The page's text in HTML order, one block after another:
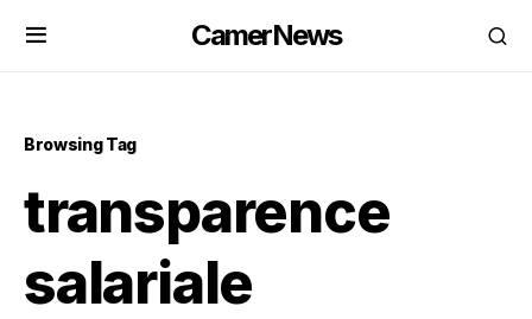
CamerNews
Browsing Tag
transparence
salariale